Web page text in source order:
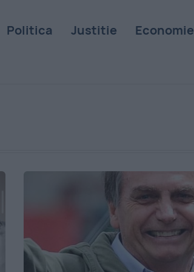
Politica Justitie Economie